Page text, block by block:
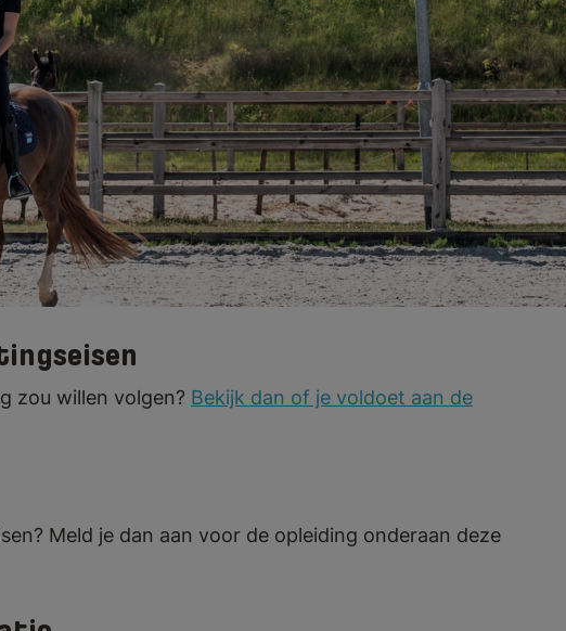
Vakbekwaam medewerker Paardensport
Bekijk welke stappen worden gezet
opleiding bij Terra MBO.
zou willen volgen? Bekijk dan of je voldoet aan de
Meld je dan aan voor de opleiding onderaan deze